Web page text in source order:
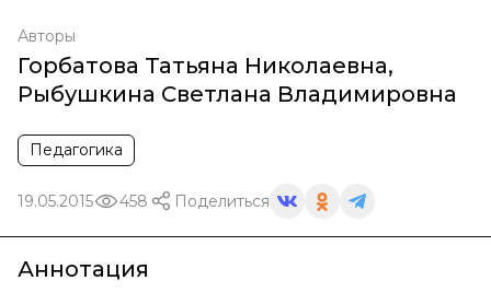
Авторы
Горбатова Татьяна Николаевна,
Рыбушкина Светлана Владимировна
Педагогика
19.05.2015 458 Поделиться
Аннотация